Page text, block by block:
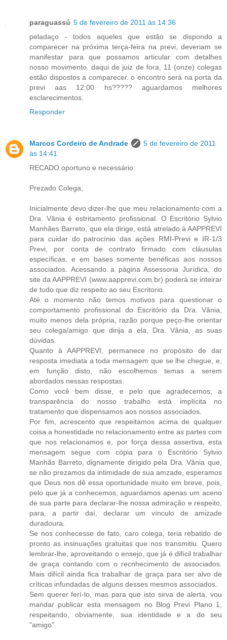
paraguassú 5 de fevereiro de 2011 às 14:36
peladaço - todos aqueles que estão se dispondo a
comparecer na próxima terça-feira na previ, deveriam se
manifestar para que possamos articular com detalhes
nosso movimento. daqui de juiz de fora, 11 (onze) colegas
estão dispostos a comparecer. o encontro será na porta da
previ aas 12:00 hs????? aguardamos melhores
esclarecimentos.
Responder
Marcos Cordeiro de Andrade
5 de fevereiro de 2011
às 14:41
RECADO oportuno e necessário:
Prezado Colega,
Inicialmente devo dizer-lhe que meu relacionamento com a
Dra. Vânia é estritamento profissional. O Escritório Sylvio
Manhães Barreto, que ela dirige, está atrelado à AAPPREVI
para cuidar do patrocínio das ações RMI-Previ e IR-1/3
Previ, por conta de contrato firmado com cláusulas
específicas, e em bases somente benéficas aos nossos
associados. Acessando a página Assessoria Jurídica, do
site da AAPPREVI (www.aapprevi.com.br) poderá se inteirar
de tudo que diz respeito ao seu Escritorio.
Até o momento não temos motivos para questionar o
comportamento profissional do Escritório da Dra. Vânia,
muito menos dela própria, razão porque peço-lhe orientar
seu colega/amigo que dirija a ela, Dra. Vânia, as suas
dúvidas.
Quanto à AAPPREVI, permanece no propósito de dar
resposta imediata a toda mensagem que se lhe chegue, e,
em função disto, não escolhemos temas a serem
abordados nessas respostas.
Como você bem disse, e pelo que agradecemos, a
transparência do nosso trabalho está implícita no
tratamento que dispensamos aos nossos associados.
Por fim, acrescento que respeitamos acima de qualquer
coisa a honestidade no relacionamento entre as partes com
que nos relacionamos e, por força dessa assertiva, esta
mensagem segue com cópia para o Escritório Sylvio
Manhãs Barreto, dignamente dirigido pela Dra. Vânia que,
se não prezamos da intimidade de sua amzade, esperamos
que Deus nos dê essa oportunidade muito em breve, pois,
pelo que já a conhecemos, aguardamos apenas um aceno
de sua parte para declarar-lhe nossa admiração e respeito,
para, a partir daí, declarar um vínculo de amizade
duradoura.
Se nos conhecesse de fato, caro colega, teria rebatido de
pronto as insinuações gratuitas que nos transmitiu. Quero
lembrar-lhe, aproveitando o ensejo, que já é difícil trabalhar
de graça contando com o recnhecimento de associados.
Mais difícil ainda fica trabalhar de graça para ser alvo de
críticas infundadas de alguns desses mesmos associados.
Sem querer ferí-lo, mas para que isto sirva de alerta, vou
mandar publicar esta mensagem no Blog Previ Plano 1,
respeitando, obviamente, sua identidade e a do seu
"amigo".